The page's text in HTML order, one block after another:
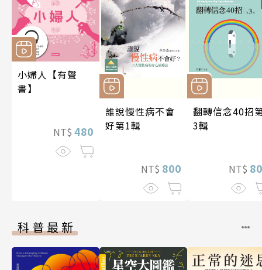
小婦人【有聲
書】
NT$ 480
誰說慢性病不會
好第1輯
NT$ 800
翻轉信念40招
3輯
NT$
科普最新